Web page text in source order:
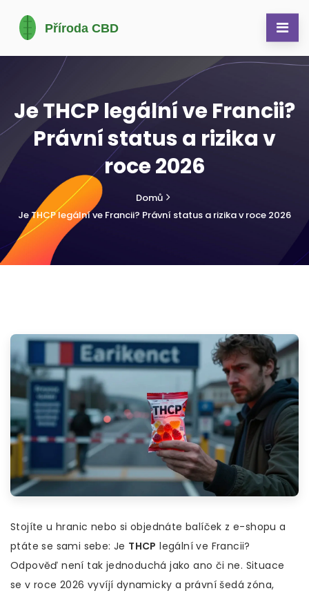
Je THCP legální ve Francii?
Právní status a rizika v
roce 2026
Domů
Je THCP legální ve Francii? Právní status a rizika v roce 2026
Stojíte u hranic nebo si objednáte balíček z e-shopu a
ptáte se sami sebe: Je THCP legální ve Francii?
Odpověď není tak jednoduchá jako ano či ne. Situace
se v roce 2026 vyvíjí dynamicky a právní šedá zóna,